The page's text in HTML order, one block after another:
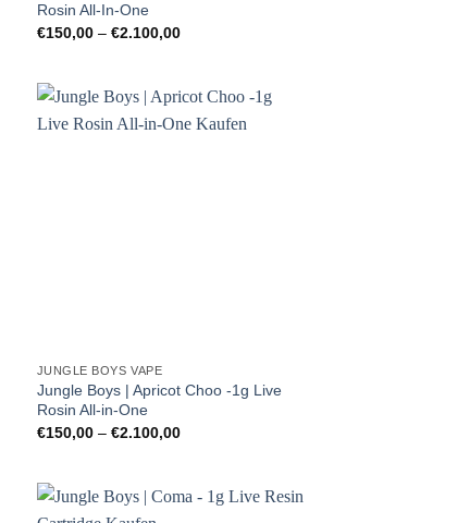
Rosin All-In-One
€150,00 – €2.100,00Preisspanne:
JUNGLE BOYS VAPE
Jungle Boys | Apricot Choo -1g Live
Rosin All-in-One
€150,00 – €2.100,00Preisspanne: